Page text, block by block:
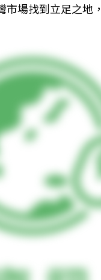
場找到立足之地